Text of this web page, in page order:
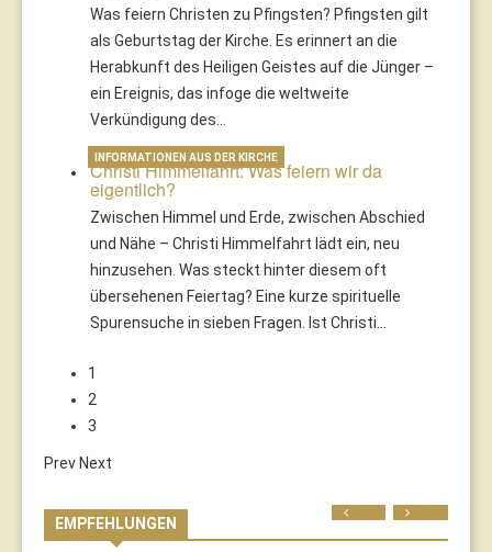
Was feiern Christen zu Pfingsten? Pfingsten gilt
als Geburtstag der Kirche. Es erinnert an die
Herabkunft des Heiligen Geistes auf die Jünger –
ein Ereignis, das infoge die weltweite
Verkündigung des…
Christi Himmelfahrt: Was feiern wir da
eigentlich?
Zwischen Himmel und Erde, zwischen Abschied
und Nähe – Christi Himmelfahrt lädt ein, neu
hinzusehen. Was steckt hinter diesem oft
übersehenen Feiertag? Eine kurze spirituelle
Spurensuche in sieben Fragen. Ist Christi…
INFORMATIONEN AUS DER KIRCHE
1
2
3
PrevNext
EMPFEHLUNGEN